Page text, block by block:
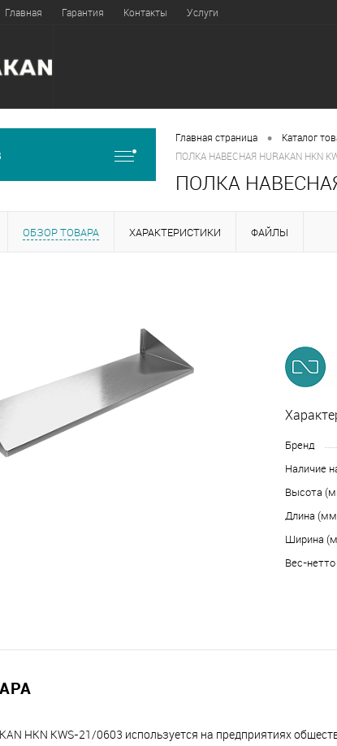
Главная Гарантия Контакты Услуги
Главная страница • Каталог
ПОЛКА НАВЕСНАЯ HURAKAN HKN
ПОЛКА НАВЕСНАЯ
ОБЗОР ТОВАРА ХАРАКТЕРИСТИКИ ФАЙЛЫ
Бренд
Наличие
Высота
Длина
Ширина
Вес-нетто
HKN KWS-21/0603 используется на предприятиях